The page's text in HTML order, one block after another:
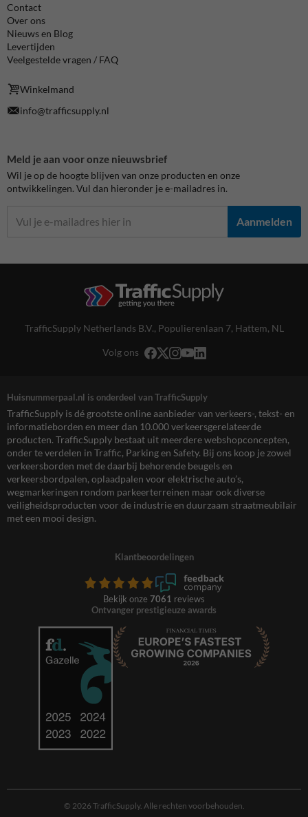
Contact
Over ons
Nieuws en Blog
Levertijden
Veelgestelde vragen / FAQ
Winkelmand
info@trafficsupply.nl
Meld je aan voor onze nieuwsbrief
Wil je op de hoogte blijven van onze producten en onze
ontwikkelingen. Vul dan hieronder je e-mailadres in.
Aanmelden
TrafficSupply Netherlands B.V., Populierenlaan 7, Hattem, NL
Volg ons
Huisnummerpaal.nl is onderdeel van TrafficSupply
TrafficSupply is dé grootste online aanbieder van verkeers-, tekst- en
informatieborden en meer dan 10.000 verkeersgerelateerde
producten. TrafficSupply bestaat uit meerdere webshopconcepten,
onder te verdelen in Traffic, Parking en Safety. Bij ons koop je zowel
verkeersborden met de daarbij behorende beugels en
verkeersbordpalen, oplaadpalen voor elektrische auto’s,
wegmarkeringen rondom parkeerterreinen maar ook diverse
veiligheidsproducten voor de industrie en duurzaam straatmeubilair
met een mooi design.
Klantbeoordelingen
Bekijk onze 7061 reviews
Ontvanger prestigieuze awards
© 2026 TrafficSupply. Alle rechten voorbehouden.